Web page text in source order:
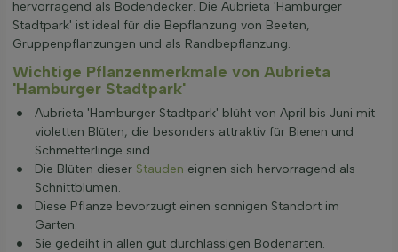
hervorragend als Bodendecker. Die Aubrieta 'Hamburger
Stadtpark' ist ideal für die Bepflanzung von Beeten,
Gruppenpflanzungen und als Randbepflanzung.
Wichtige Pflanzenmerkmale von Aubrieta
'Hamburger Stadtpark'
Aubrieta 'Hamburger Stadtpark' blüht von April bis Juni mit
violetten Blüten, die besonders attraktiv für Bienen und
Schmetterlinge sind.
Die Blüten dieser Stauden eignen sich hervorragend als
Schnittblumen.
Diese Pflanze bevorzugt einen sonnigen Standort im
Garten.
Sie gedeiht in allen gut durchlässigen Bodenarten.